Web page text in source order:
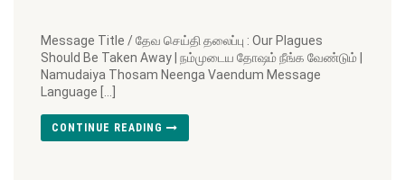
Message Title / தேவ செய்தி தலைப்பு : Our Plagues
Should Be Taken Away | நம்முடைய தோஷம் நீங்க வேண்டும் |
Namudaiya Thosam Neenga Vaendum Message
Language […]
CONTINUE READING